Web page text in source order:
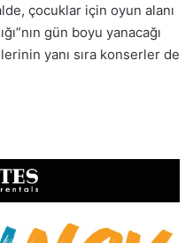
çocuklar için oyun alanı
gün boyu yanacağı
yanı sıra konserler de